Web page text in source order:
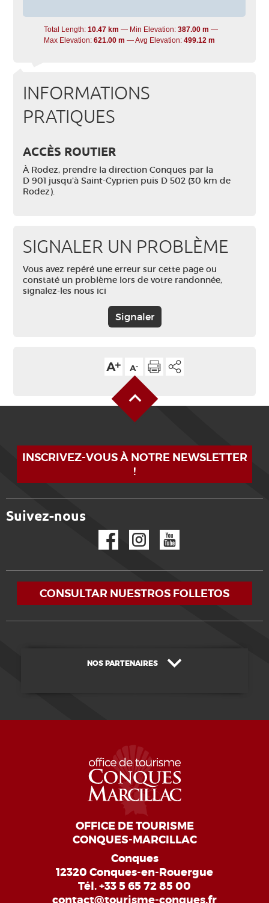
Total Length:10.47 km Min Elevation:387.00 m
Max Elevation:621.00 m Avg Elevation:499.12 m
INFORMATIONS
PRATIQUES
ACCÈS ROUTIER
À Rodez, prendre la direction Conques par la
D 901 jusqu’à Saint-Cyprien puis D 502 (30 km de
Rodez).
SIGNALER UN PROBLÈME
Vous avez repéré une erreur sur cette page ou
constaté un problème lors de votre randonnée,
signalez-les nous ici
Signaler
INSCRIVEZ-VOUS À NOTRE NEWSLETTER
!
Suivez-nous
CONSULTAR NUESTROS FOLLETOS
NOS PARTENAIRES
OFFICE DE TOURISME
CONQUES-MARCILLAC
Conques
12320 Conques-en-Rouergue
Tél.+33 5 65 72 85 00
contact@tourisme-conques.fr